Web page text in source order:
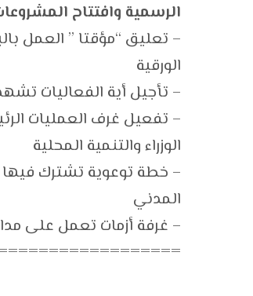
الرسمية وافتتاح
– تعليق “مؤقتا ” العمل
الورقية
– تأجيل أية الفعاليات
– تفعيل غرف العمليات
الوزراء والتنمية المحلية
– خطة توعوية تشترك فيها
المدني
– غرفة أزمات تعمل على مدار الـ 24 ساعة